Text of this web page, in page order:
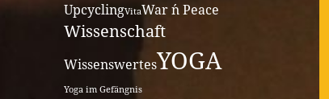
UpcyclingVitaWar ´n Peace
Wissenschaft
WissenswertesYOGA
Yoga im Gefängnis